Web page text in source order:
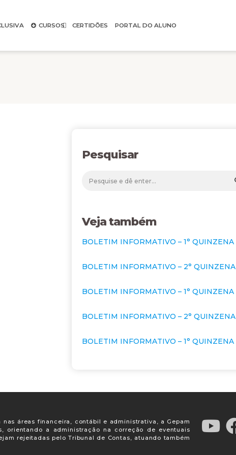
CURSOS CERTIDÕES PORTAL DO ALUNO
Pesquisar
Veja também
BOLETIM INFORMATIVO – 1° QUINZENA
BOLETIM INFORMATIVO – 2° QUINZENA
BOLETIM INFORMATIVO – 1° QUINZENA
BOLETIM INFORMATIVO – 2° QUINZENA
BOLETIM INFORMATIVO – 1° QUINZENA
áreas financeira, contábil e administrativa, a Gepam
orientando a administração na correção de eventuais
rejeitadas pelo Tribunal de Contas, atuando também